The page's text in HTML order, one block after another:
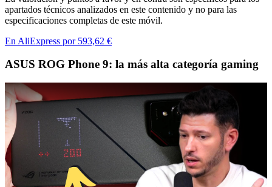
apartados técnicos analizados en este contenido y no para las
especificaciones completas de este móvil.
En AliExpress por 593,62 €
ASUS ROG Phone 9: la más alta categoría gaming